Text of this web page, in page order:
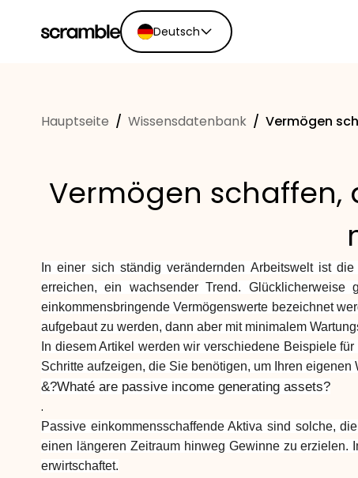
Deutsch
Español
Deutsch
Hauptseite / Wissensdatenbank / Vermögen
Vermögen schaffen,
In einer sich ständig verändernden Arbeitswelt ist
erreichen, ein wachsender Trend.
einkommensbringende Vermögenswerte bezeichnet
aufgebaut zu werden, dann aber mit minimalem
In diesem Artikel werden wir verschiedene Beispiele
Schritte aufzeigen, die Sie benötigen, um Ihren
&?Whaté are passive income generating assets?
.
Passive einkommensschaffende Aktiva sind solche,
einen längeren Zeitraum hinweg Gewinne zu erzielen.
erwirtschaftet.